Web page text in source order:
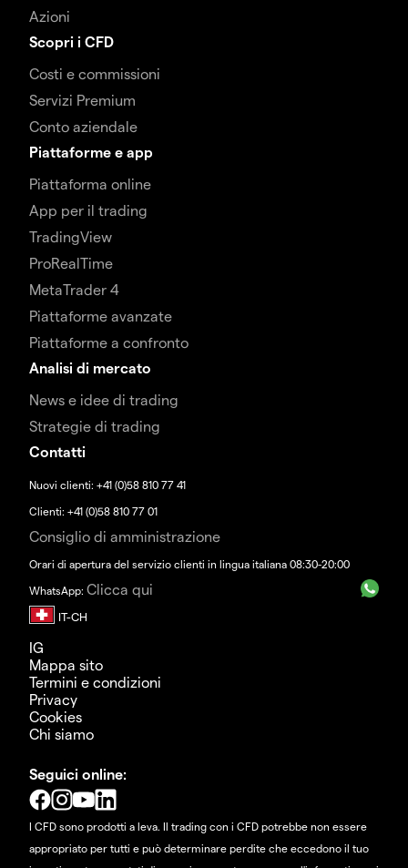
Azioni
Scopri i CFD
Costi e commissioni
Servizi Premium
Conto aziendale
Piattaforme e app
Piattaforma online
App per il trading
TradingView
ProRealTime
MetaTrader 4
Piattaforme avanzate
Piattaforme a confronto
Analisi di mercato
News e idee di trading
Strategie di trading
Contatti
Nuovi clienti: +41 (0)58 810 77 41
Clienti: +41 (0)58 810 77 01
Consiglio di amministrazione
Orari di apertura del servizio clienti in lingua italiana 08:30-20:00
WhatsApp: Clicca qui
IG
Mappa sito
Termini e condizioni
Privacy
Cookies
Chi siamo
Seguici online:
I CFD sono prodotti a leva. Il trading con i CFD potrebbe non essere
appropriato per tutti e può determinare perdite che eccedono il tuo